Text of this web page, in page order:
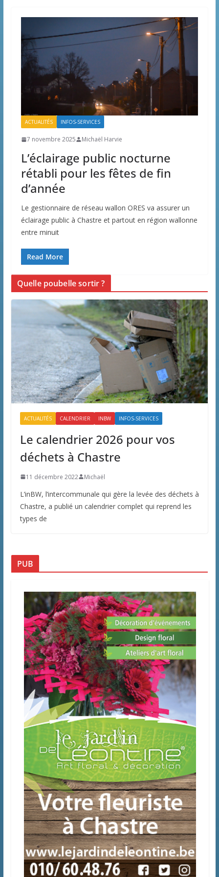
ACTUALITÉS INFOS-SERVICES
7 novembre 2025 Michaël Harvie
L’éclairage public nocturne
rétabli pour les fêtes de fin
d’année
Le gestionnaire de réseau wallon ORES va assurer un
éclairage public à Chastre et partout en région wallonne
entre minuit
Read More
Quelle poubelle sortir ?
ACTUALITÉS CALENDRIER INBW INFOS-SERVICES
Le calendrier 2026 pour vos
déchets à Chastre
11 décembre 2022 Michaël
L’inBW, l’intercommunale qui gère la levée des déchets à
Chastre, a publié un calendrier complet qui reprend les
types de
PUB